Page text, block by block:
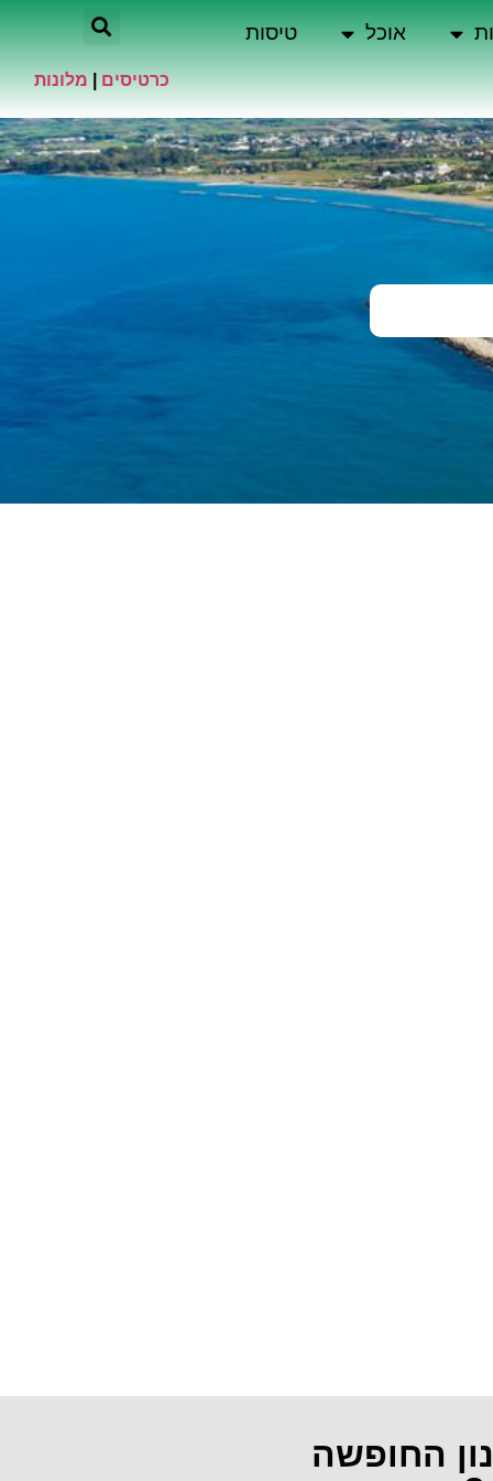
אוכל טיסות
כרטיסים מלונות
החופשה